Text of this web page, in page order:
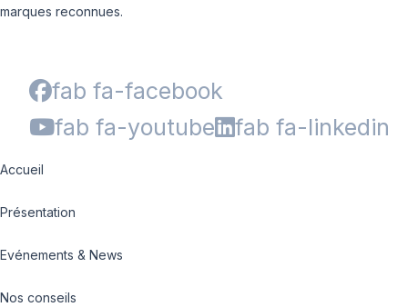
marques reconnues.
fab fa-facebook
fab fa-youtube
fab fa-linkedin
Accueil
Présentation
Evénements & News
Nos conseils